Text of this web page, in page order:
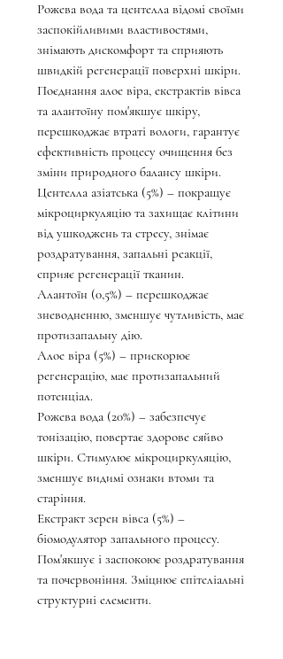
Рожева вода та центелла відомі своїми
заспокійливими властивостями,
знімають дискомфорт та сприяють
швидкій регенерації поверхні шкіри.
Поєднання алое віра, екстрактів вівса
та алантоїну пом'якшує шкіру,
перешкоджає втраті вологи, гарантує
ефективність процесу очищення без
зміни природного балансу шкіри.
Центелла азіатська (5%) – покращує
мікроциркуляцію та захищає клітини
від ушкоджень та стресу, знімає
роздратування, запальні реакції,
сприяє регенерації тканин.
Алантоїн (0,5%) – перешкоджає
зневодненню, зменшує чутливість, має
протизапальну дію.
Алое віра (5%) – прискорює
регенерацію, має протизапальний
потенціал.
Рожева вода (20%) – забезпечує
тонізацію, повертає здорове сяйво
шкіри. Стимулює мікроциркуляцію,
зменшує видимі ознаки втоми та
старіння.
Екстракт зерен вівса (5%) –
біомодулятор запального процесу.
Пом'якшує і заспокоює роздратування
та почервоніння. Зміцнює епітеліальні
структурні елементи.